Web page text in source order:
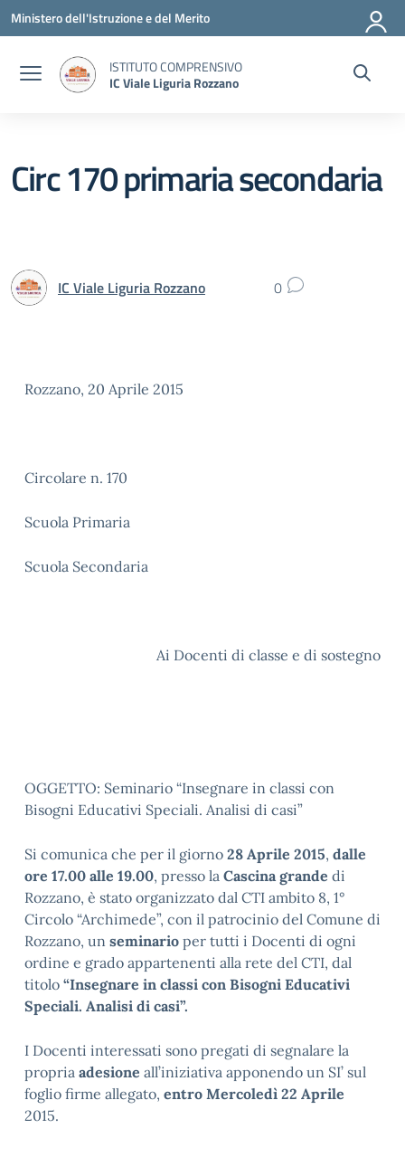
Vai ai contenuti
Vai al menu di navigazione
Vai al footer
Ministero dell'Istruzione e del Merito
ISTITUTO COMPRENSIVO
IC Viale Liguria Rozzano
Circ 170 primaria secondaria
IC Viale Liguria Rozzano 0
Rozzano, 20 Aprile 2015
Circolare n. 170
Scuola Primaria
Scuola Secondaria
Ai Docenti di classe e di sostegno
OGGETTO: Seminario “Insegnare in classi con
Bisogni Educativi Speciali. Analisi di casi”
Si comunica che per il giorno 28 Aprile 2015, dalle
ore 17.00 alle 19.00, presso la Cascina grande di
Rozzano, è stato organizzato dal CTI ambito 8, 1°
Circolo “Archimede”, con il patrocinio del Comune di
Rozzano, un seminario per tutti i Docenti di ogni
ordine e grado appartenenti alla rete del CTI, dal
titolo “Insegnare in classi con Bisogni Educativi
Speciali. Analisi di casi”.
I Docenti interessati sono pregati di segnalare la
propria adesione all’iniziativa apponendo un SI’ sul
foglio firme allegato, entro Mercoledì 22 Aprile
2015.